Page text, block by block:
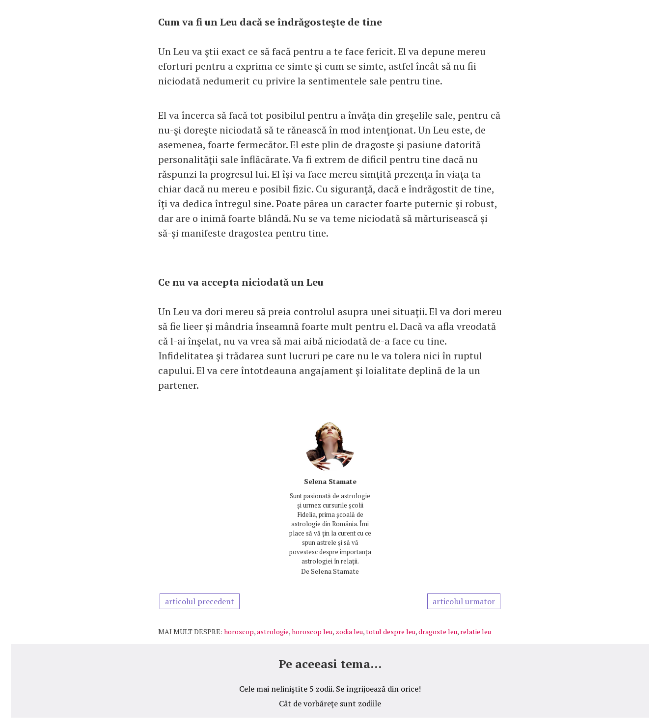
Cum va fi un Leu dacă se îndrăgosteşte de tine
Un Leu va ştii exact ce să facă pentru a te face fericit. El va depune mereu
eforturi pentru a exprima ce simte şi cum se simte, astfel încât să nu fii
niciodată nedumerit cu privire la sentimentele sale pentru tine.
El va încerca să facă tot posibilul pentru a învăţa din greşelile sale, pentru că
nu-şi doreşte niciodată să te rănească în mod intenţionat. Un Leu este, de
asemenea, foarte fermecător. El este plin de dragoste şi pasiune datorită
personalităţii sale înflăcărate. Va fi extrem de dificil pentru tine dacă nu
răspunzi la progresul lui. El îşi va face mereu simţită prezenţa în viaţa ta
chiar dacă nu mereu e posibil fizic. Cu siguranţă, dacă e îndrăgostit de tine,
îţi va dedica întregul sine. Poate părea un caracter foarte puternic şi robust,
dar are o inimă foarte blândă. Nu se va teme niciodată să mărturisească şi
să-şi manifeste dragostea pentru tine.
Ce nu va accepta niciodată un Leu
Un Leu va dori mereu să preia controlul asupra unei situaţii. El va dori mereu
să fie lieer şi mândria înseamnă foarte mult pentru el. Dacă va afla vreodată
că l-ai înşelat, nu va vrea să mai aibă niciodată de-a face cu tine.
Infidelitatea şi trădarea sunt lucruri pe care nu le va tolera nici în ruptul
capului. El va cere întotdeauna angajament şi loialitate deplină de la un
partener.
Selena Stamate
Sunt pasionată de astrologie
și urmez cursurile școlii
Fidelia, prima școală de
astrologie din România. Îmi
place să vă țin la curent cu ce
spun astrele și să vă
povestesc despre importanța
astrologiei în relații.
De Selena Stamate
articolul precedent articolul urmator
MAI MULT DESPRE: horoscop,astrologie,horoscop leu, zodia leu,totul despre leu,dragoste leu, relatie leu
Pe aceeasi tema...
Cele mai neliniştite 5 zodii. Se îngrijoează din orice!
Cât de vorbăreţe sunt zodiile